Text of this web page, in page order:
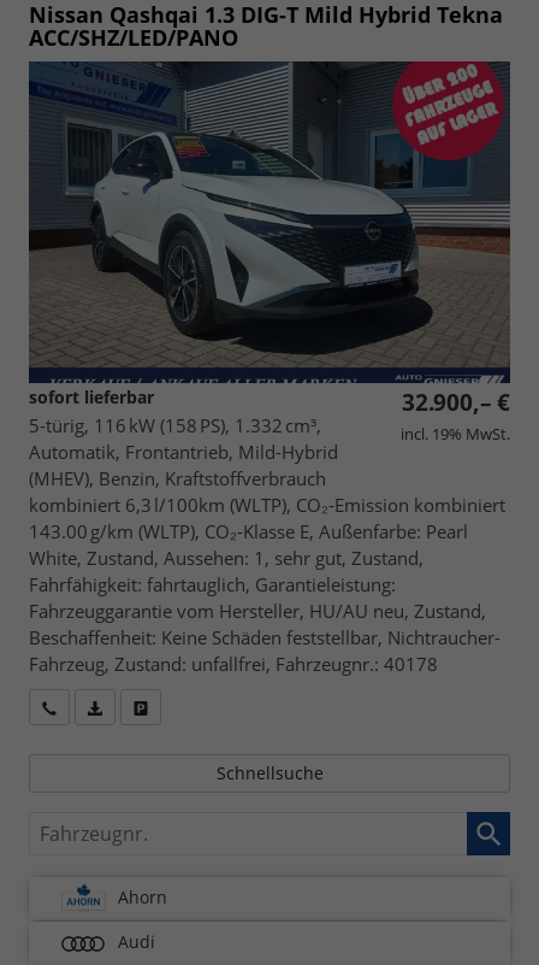
Nissan Qashqai 1.3 DIG-T Mild Hybrid Tekna
ACC/SHZ/LED/PANO
32.900,– €
incl. 19% MwSt.
sofort lieferbar
5-türig, 116 kW (158 PS), 1.332 cm³,
Automatik, Frontantrieb, Mild-Hybrid
(MHEV), Benzin, Kraftstoffverbrauch
kombiniert 6,3 l/100km (WLTP), CO₂-Emission kombiniert
143.00 g/km (WLTP), CO₂-Klasse E, Außenfarbe: Pearl
White, Zustand, Aussehen: 1, sehr gut, Zustand,
Fahrfähigkeit: fahrtauglich, Garantieleistung:
Fahrzeuggarantie vom Hersteller, HU/AU neu, Zustand,
Beschaffenheit: Keine Schäden feststellbar, Nichtraucher-
Fahrzeug, Zustand: unfallfrei, Fahrzeugnr.: 40178
Wir rufen Sie anFahrzeugexposé (PDF)
Schnellsuche
Fahrzeugnr.
Ahorn
Audi